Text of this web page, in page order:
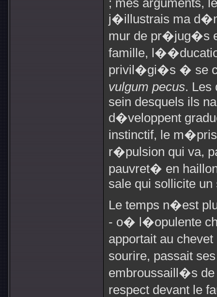
; mes arguments,
j�illustrais ma
mur de pr�jug�s
famille,
privil�gi�s � se
vulgum pecus. Les
sein desquels ils
d�veloppent
instinctif, le
r�pulsion qui va,
pauvret� en
sale qui sollicite un
Le temps n�est
- o� l�opulente
apportait au
sourire, passait
embroussaill�s
respect devant le